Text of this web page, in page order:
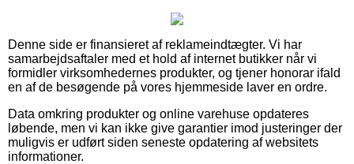
Denne side er finansieret af reklameindtægter. Vi har
samarbejdsaftaler med et hold af internet butikker når vi
formidler virksomhedernes produkter, og tjener honorar ifald
en af de besøgende på vores hjemmeside laver en ordre.
Data omkring produkter og online varehuse opdateres
løbende, men vi kan ikke give garantier imod justeringer der
muligvis er udført siden seneste opdatering af websitets
informationer.